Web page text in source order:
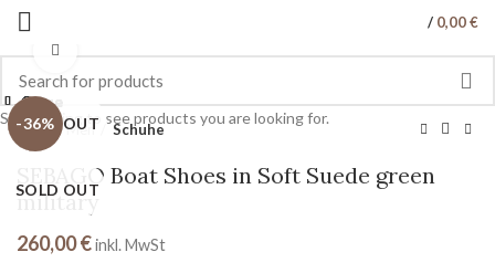
/ 0,00€
Start Men Schuhe
SEBAGO Boat Shoes in Soft Suede green
military
260,00€inkl. MwSt
-43%
SOLD OUT
Close
Close
-40%
Close
Close
Close
SOLD OUT
Close
-36%
Close
Close
Start typing to see products you are looking for.